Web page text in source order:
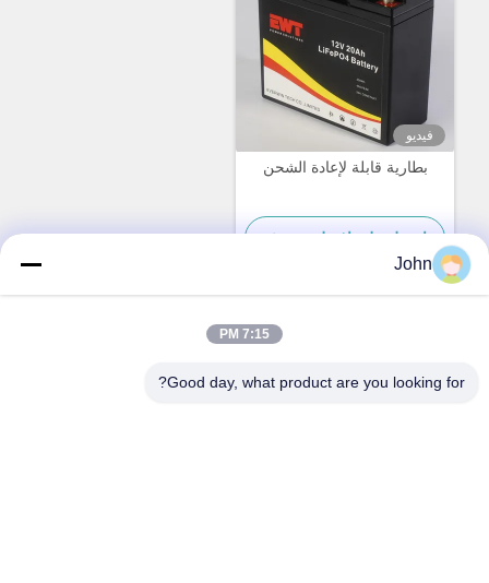
فيديو
بطارية قابلة لإعادة الشحن
احصل على افضل سعر
John
7:15 PM
Good day, what product are you looking for?